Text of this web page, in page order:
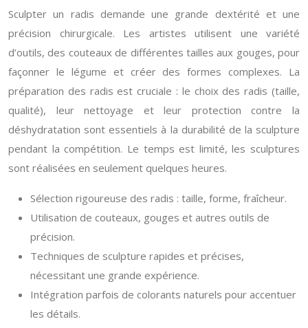
Sculpter un radis demande une grande dextérité et une
précision chirurgicale. Les artistes utilisent une variété
d’outils, des couteaux de différentes tailles aux gouges, pour
façonner le légume et créer des formes complexes. La
préparation des radis est cruciale : le choix des radis (taille,
qualité), leur nettoyage et leur protection contre la
déshydratation sont essentiels à la durabilité de la sculpture
pendant la compétition. Le temps est limité, les sculptures
sont réalisées en seulement quelques heures.
Sélection rigoureuse des radis : taille, forme, fraîcheur.
Utilisation de couteaux, gouges et autres outils de
précision.
Techniques de sculpture rapides et précises,
nécessitant une grande expérience.
Intégration parfois de colorants naturels pour accentuer
les détails.